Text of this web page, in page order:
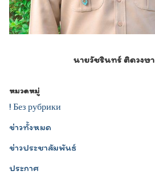
นายวัชรินทร์ ติดวงษา
หมวดหมู่
! Без рубрики
ข่าวทั้งหมด
ข่าวประชาสัมพันธ์
ประกาศ